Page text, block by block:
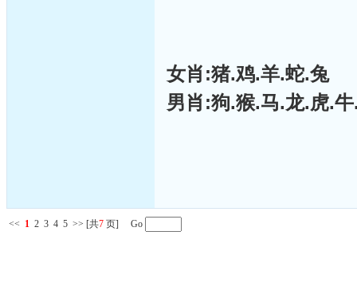
女肖:猪.鸡.羊.蛇.兔
男肖:狗.猴.马.龙.虎.
<< 1 2 3 4 5 >> [共7 页] Go